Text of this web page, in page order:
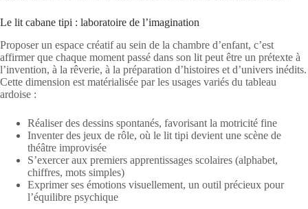
Le lit cabane tipi : laboratoire de l’imagination
Proposer un espace créatif au sein de la chambre d’enfant, c’est
affirmer que chaque moment passé dans son lit peut être un prétexte à
l’invention, à la rêverie, à la préparation d’histoires et d’univers inédits.
Cette dimension est matérialisée par les usages variés du tableau
ardoise :
Réaliser des dessins spontanés, favorisant la motricité fine
Inventer des jeux de rôle, où le lit tipi devient une scène de
théâtre improvisée
S’exercer aux premiers apprentissages scolaires (alphabet,
chiffres, mots simples)
Exprimer ses émotions visuellement, un outil précieux pour
l’équilibre psychique